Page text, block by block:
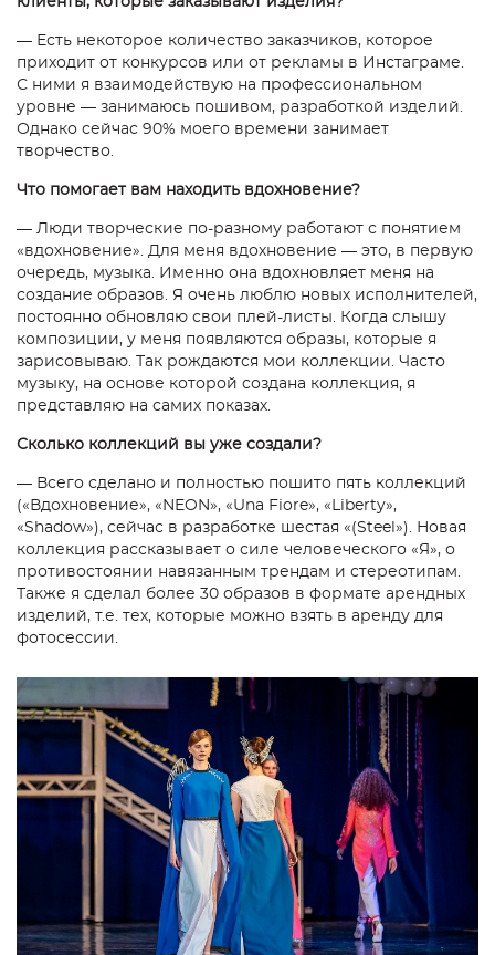
— Есть некоторое количество заказчиков, которое
приходит от конкурсов или от рекламы в Инстаграме.
С ними я взаимодействую на профессиональном
уровне — занимаюсь пошивом, разработкой изделий.
Однако сейчас 90% моего времени занимает
творчество.
Что помогает вам находить вдохновение?
— Люди творческие по-разному работают с понятием
«вдохновение». Для меня вдохновение — это, в первую
очередь, музыка. Именно она вдохновляет меня на
создание образов. Я очень люблю новых исполнителей,
постоянно обновляю свои плей-листы. Когда слышу
композиции, у меня появляются образы, которые я
зарисовываю. Так рождаются мои коллекции. Часто
музыку, на основе которой создана коллекция, я
представляю на самих показах.
Сколько коллекций вы уже создали?
— Всего сделано и полностью пошито пять коллекций
(«Вдохновение», «NEON», «Una Fiore», «Liberty»,
«Shadow»), сейчас в разработке шестая «(Steel»). Новая
коллекция рассказывает о силе человеческого «Я», о
противостоянии навязанным трендам и стереотипам.
Также я сделал более 30 образов в формате арендных
изделий, т.е. тех, которые можно взять в аренду для
фотосессии.